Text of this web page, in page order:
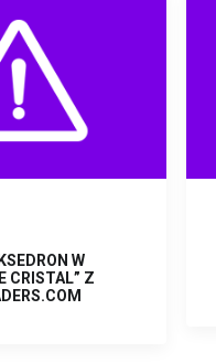
W
CRISTAL” Z